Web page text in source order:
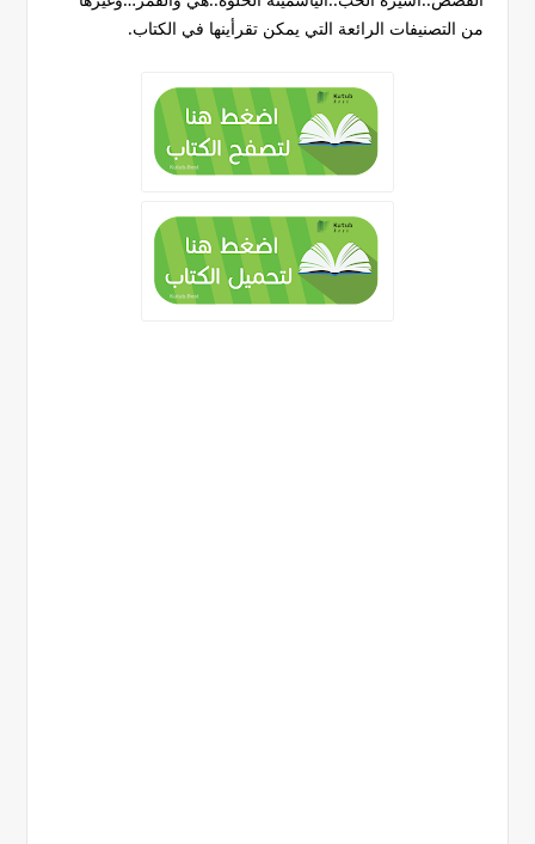
من التصنيفات الرائعة التي يمكن تقرأينها في الكتاب.